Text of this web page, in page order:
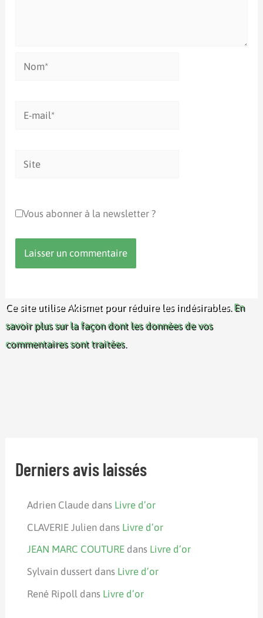
Nom*
Site
Vous abonner à la newsletter ?
Ce site utilise Akismet pour réduire les indésirables. En
savoir plus sur la façon dont les données de vos
commentaires sont traitées.
Derniers avis laissés
Adrien Claude dans Livre d’or
CLAVERIE Julien dans Livre d’or
JEAN MARC COUTURE dans Livre d’or
Sylvain dussert dans Livre d’or
René Ripoll dans Livre d’or